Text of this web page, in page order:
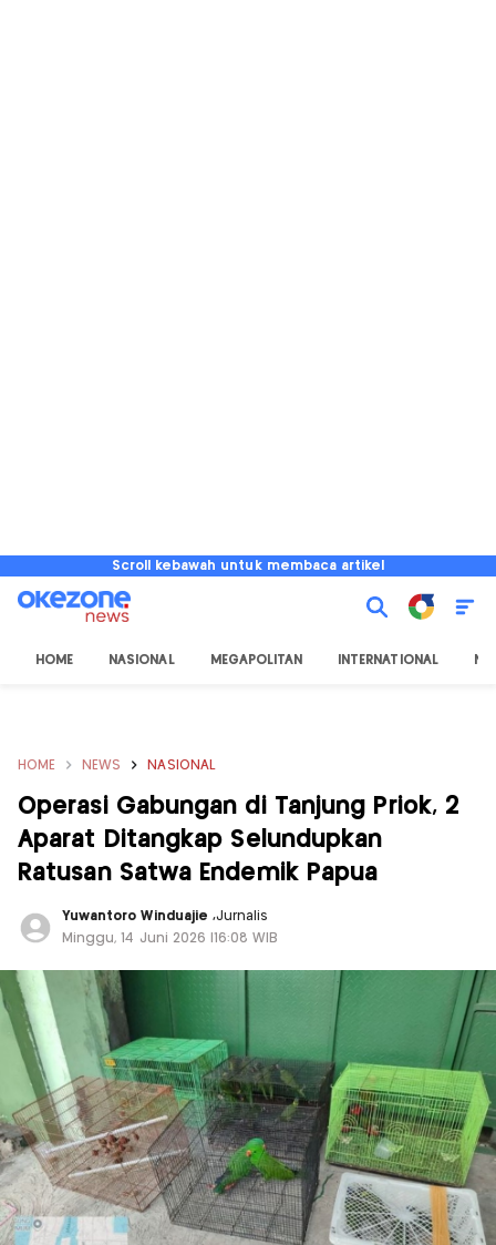
Scroll kebawah untuk membaca artikel
HOME NASIONAL MEGAPOLITAN INTERNATIONAL
HOME NEWS NASIONAL
Operasi Gabungan di Tanjung Priok, 2
Aparat Ditangkap Selundupkan
Ratusan Satwa Endemik Papua
Yuwantoro Winduajie ,Jurnalis
Minggu, 14 Juni 2026 |16:08 WIB